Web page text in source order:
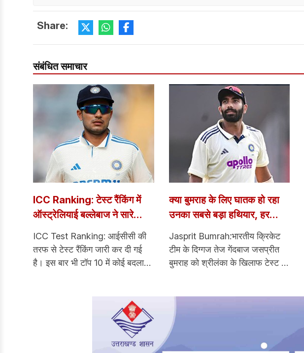
Share:
संबंधित समाचार
ICC Ranking: टेस्ट रैंकिंग में
ऑस्ट्रेलियाई बल्लेबाज ने सारे
दिग्गजों को पछाड़ा, कितने नंबर पर
हैं शुभमन गिल
ICC Test Ranking: आईसीसी की
तरफ से टेस्ट रैंकिंग जारी कर दी गई
है। इस बार भी टॉप 10 में कोई बदलाव
लगाई है। बाबर ने वेस्टइंडीज के
खिलाफ पहले टेस्ट में अर्धशतक लगाने
क्या बुमराह के लिए घातक हो रहा
उनका सबसे बड़ा हथियार, हर
सीरीज के बाद चोट देती है दस्तक
Jasprit Bumrah:भारतीय क्रिकेट
टीम के दिग्गज तेज गेंदबाज जसप्रीत
बुमराह को श्रीलंका के खिलाफ टेस्ट से
के कारण श्रीलंका के खिलाफ मैदान पर
नहीं दिखेंगे।